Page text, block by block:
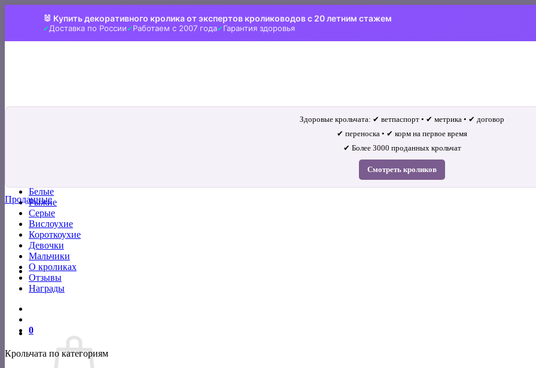
🐰 Купить декоративного кролика от экспертов кролиководов с 20 летним стажем
Доставка по России Работаем с 2007 года Гарантия здоровья
Белые
Рыжие
Серые
Вислоухие
Короткоухие
Девочки
Мальчики
О кроликах
Отзывы
Награды
0
Здоровые крольчата: ✔ ветпаспорт • ✔ метрика • ✔ договор
✔ переноска • ✔ корм на первое время
✔ Более 3000 проданных крольчат
Смотреть кроликов
Проданные
Крольчата по категориям